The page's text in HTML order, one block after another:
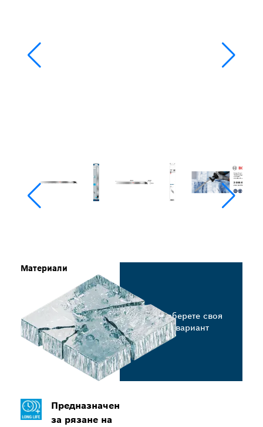
Предназначен
за рязане на
Материали
Изберете своя
вариант